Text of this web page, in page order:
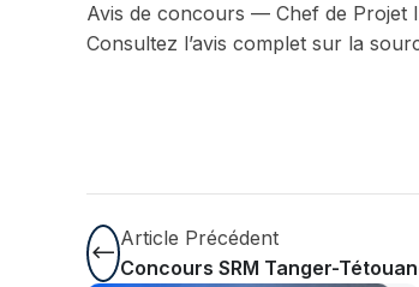
Avis de concours — Chef de Projet
Consultez l’avis complet sur la
Article Précédent
Concours SRM Tanger-